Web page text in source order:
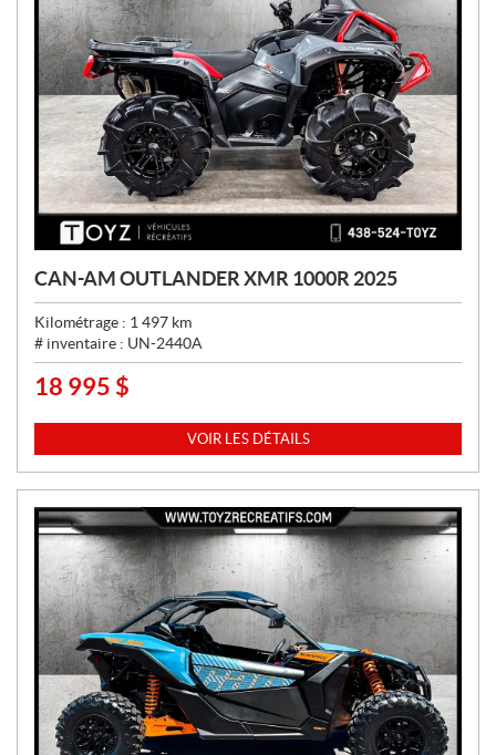
CAN-AM OUTLANDER XMR 1000R 2025
Kilométrage : 1 497 km
# inventaire : UN-2440A
P
X
:
18 995 $
VOIR LES DÉTAILS